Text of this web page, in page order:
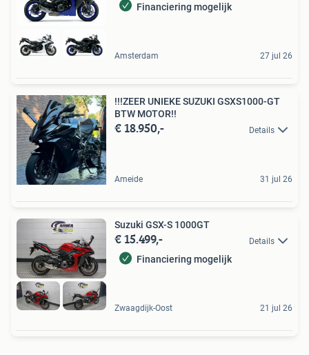
Financiering mogelijk
Amsterdam 27 jul 26
!!!ZEER UNIEKE SUZUKI GSXS1000-GT
BTW MOTOR!!
€ 18.950,- Details
Ameide 31 jul 26
Suzuki GSX-S 1000GT
€ 15.499,- Details
Financiering mogelijk
Zwaagdijk-Oost 21 jul 26